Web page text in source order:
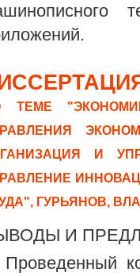
ТЕМЕ
И
ГУРЬЯНОВ,
И